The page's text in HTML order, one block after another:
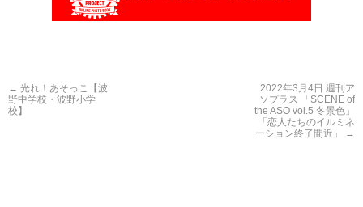
← 光れ！あそっこ【波
野中学校・波野小学
校】
2022年3月4日 週刊ア
ソプラス 「SCENE of
the ASO vol.5 冬景色」
「恋人たちのイルミネ
ーション終了間近」
→